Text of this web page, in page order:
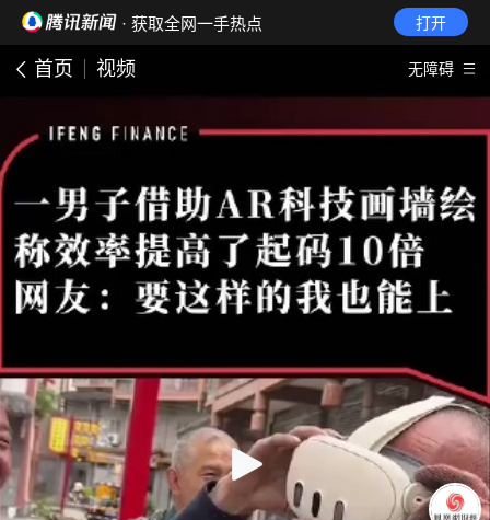
· 获取全网一手热点 打开
首页 视频 无障碍